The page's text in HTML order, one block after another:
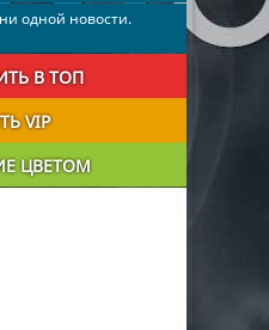
одной новости.
В ТОП
VIP
ЦВЕТОМ